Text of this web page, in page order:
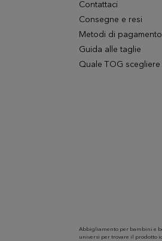
Contattaci
Consegne e resi
Metodi di pagamento
Guida alle taglie
Quale TOG
Abbigliamento per bambini e
universi per trovare il prodotto